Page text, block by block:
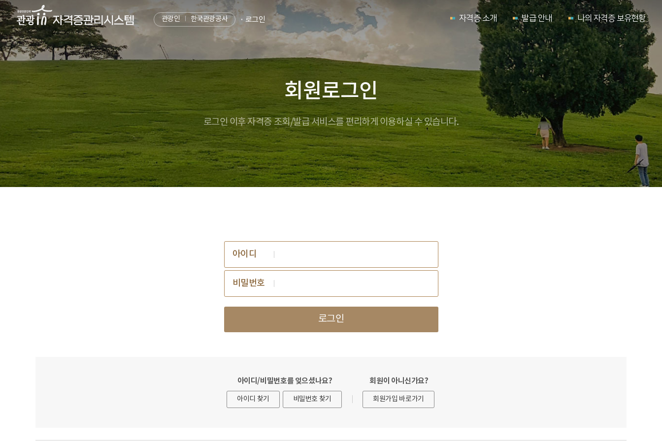
관광인 한국관광공사 로그인 자격증 소개 발급 안내 나의 자격증 보유현황
회원로그인
로그인 이후 자격증 조회/발급 서비스를편리하게 이용하실 수 있습니다.
아이디
비밀번호
로그인
아이디/비밀번호를 잊으셨나요?
아이디 찾기 비밀번호 찾기
회원이 아니신가요?
회원가입 바로가기